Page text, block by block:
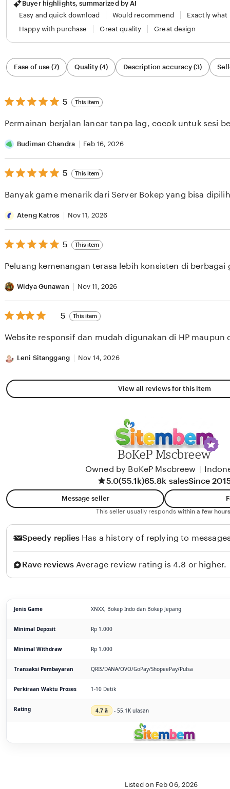
Buyer highlights, summarized by AI
Easy and quick download
Would recommend
Exactly what
Happy with purchase
Great quality Great design
Filter
by
category
Ease of use (7) Quality (4) Description accuracy (3)
5
out
5
5 This item
Permainan berjalan lancar tanpa lag, cocok untuk sesi
Budiman Chandra Feb 16, 2026
5
out
5
5 This item
Banyak game menarik dari Server Bokep yang bisa
Ateng Katros Nov 11, 2026
5
out
5
5 This item
Peluang kemenangan terasa lebih konsisten di berbagai
Widya Gunawan Nov 11, 2026
5
out
5
5 This item
Website responsif dan mudah digunakan di HP maupun
Leni Sitanggang Nov 14, 2026
View all reviews for this item
BoKeP Mscbreew
Owned by BoKeP Mscbreew
5.0(55.1k)65.8k salesSince
Message seller
This seller usually responds within a few
Speedy replies Has a history of replying to
Rave reviews Average review rating is 4.8 or higher.
Jenis Game XNXX, Bokep Indo dan Bokep Jepang
Minimal Deposit Rp 1.000
Minimal Withdraw Rp 1.000
Transaksi Pembayaran QRIS/DANA/OVO/GoPay/ShopeePay/Pulsa
Perkiraan Waktu Proses 1-10 Detik
Rating 4.7 â­ - 55.1K ulasan
Listed on Feb 06, 2026